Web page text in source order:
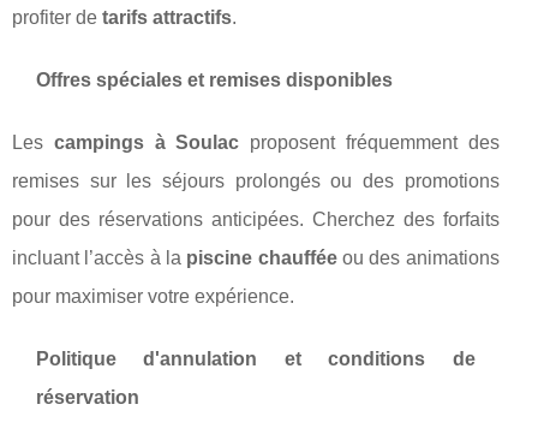
profiter de tarifs attractifs.
Offres spéciales et remises disponibles
Les campings à Soulac proposent fréquemment des
remises sur les séjours prolongés ou des promotions
pour des réservations anticipées. Cherchez des forfaits
incluant l’accès à la piscine chaufféeou des animations
pour maximiser votre expérience.
Politique d'annulation et conditions de
réservation